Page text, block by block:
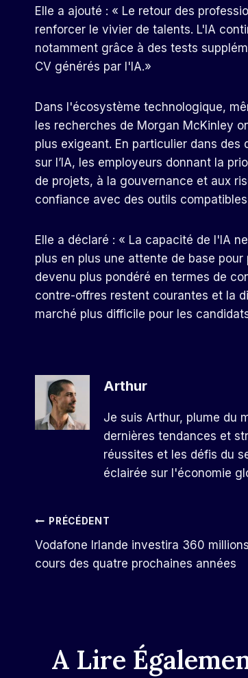
Elle a ajouté : « Le retour des
renforcer le vivier de talents. L'IA
notamment grâce à des tests
CV générés par l'IA.»
Dans l'écosystème technologique,
les recherches de Morgan McKinley
plus exigeant. En particulier dans
sur l’IA, les employeurs donnant la
de projets, à la gouvernance et aux
confiance avec des outils compatibles
Elle a déclaré : « La capacité de l'IA
plus en plus une attente de base
devenu plus pondéré en termes de
contre-offres restent courantes et la
marché plus difficile pour les
Arthur
Je suis Arthur, plume du
dernières tendances et
réussites et les défis du
éclairée sur l'économie
Navigation
De
PRÉCÉDENT
Vodafone Irlande investira 360
cours des quatre prochaines années
A Lire